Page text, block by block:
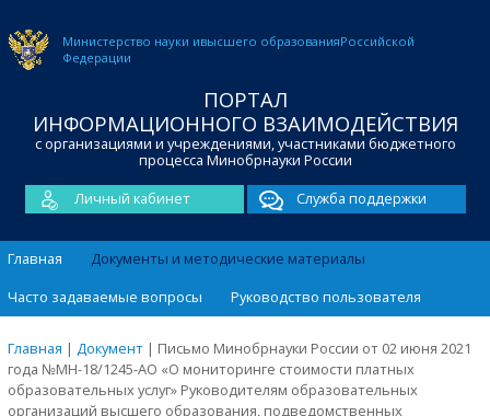
Министерство науки ивысшего образованияРоссийской
Федерации
ПОРТАЛ
ИНФОРМАЦИОННОГО ВЗАИМОДЕЙСТВИЯ
с организациями и учреждениями, участниками бюджетного
процесса Минобрнауки России
Личный кабинет
Служба поддержки
Главная
Документы и методические материалы
Часто задаваемые вопросы
Руководство пользователя
Главная | Документ | Письмо Минобрнауки России от 02 июня 2021
года №МН-18/1245-АО «О мониторинге стоимости платных
образовательных услуг» Руководителям образовательных
организаций высшего образования, подведомственных